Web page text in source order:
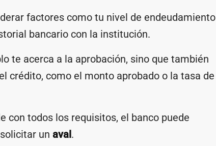
factores como tu nivel de endeudamiento
bancario con la institución.
te acerca a la aprobación, sino que también
crédito, como el monto aprobado o la tasa de
con todos los requisitos, el banco puede
un aval.